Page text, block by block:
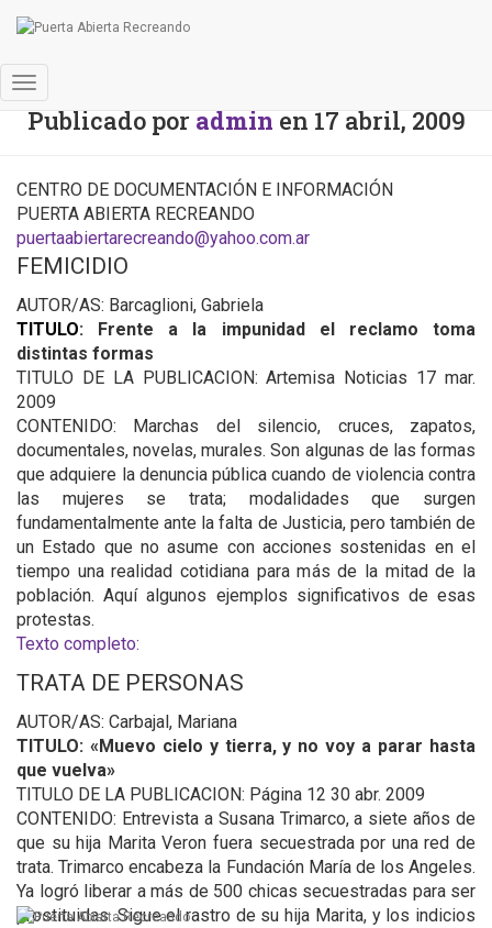
Cambiar
modo
Publicado poradminen17 abril, 2009
CENTRO DE DOCUMENTACIÓN E INFORMACIÓN
PUERTA ABIERTA RECREANDO
puertaabiertarecreando@yahoo.com.ar
FEMICIDIO
AUTOR/AS: Barcaglioni, Gabriela
TITULO: Frente a la impunidad el reclamo toma
distintas formas
TITULO DE LA PUBLICACION: Artemisa Noticias 17 mar.
2009
CONTENIDO: Marchas del silencio, cruces, zapatos,
documentales, novelas, murales. Son algunas de las formas
que adquiere la denuncia pública cuando de violencia contra
las mujeres se trata; modalidades que surgen
fundamentalmente ante la falta de Justicia, pero también de
un Estado que no asume con acciones sostenidas en el
tiempo una realidad cotidiana para más de la mitad de la
población. Aquí algunos ejemplos significativos de esas
protestas.
Texto completo:
TRATA DE PERSONAS
AUTOR/AS: Carbajal, Mariana
TITULO: «Muevo cielo y tierra, y no voy a parar hasta
que vuelva»
TITULO DE LA PUBLICACION: Página 12 30 abr. 2009
CONTENIDO: Entrevista a Susana Trimarco, a siete años de
que su hija Marita Veron fuera secuestrada por una red de
trata. Trimarco encabeza la Fundación María de los Angeles.
Ya logró liberar a más de 500 chicas secuestradas para ser
prostituidas. Sigue el rastro de su hija Marita, y los indicios